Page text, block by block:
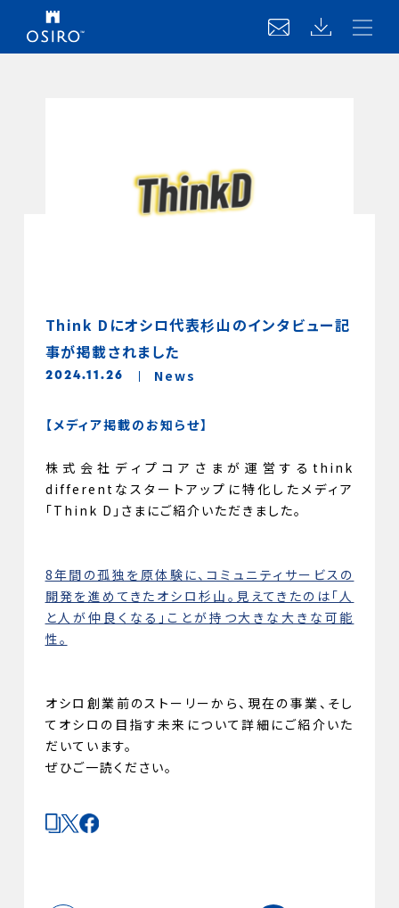
Think Dにオシロ代表杉山のインタビュー記
事が掲載されました
2024.11.26 News
【メディア掲載のお知らせ】
株式会社ディプコアさまが運営するthink
differentなスタートアップに特化したメディア
「Think D」さまにご紹介いただきました。
8年間の孤独を原体験に、コミュニティサービスの
開発を進めてきたオシロ杉山。見えてきたのは「人
と人が仲良くなる」ことが持つ大きな大きな可能
性。
オシロ創業前のストーリーから、現在の事業、そし
てオシロの目指す未来について詳細にご紹介いた
だいています。
ぜひご一読ください。